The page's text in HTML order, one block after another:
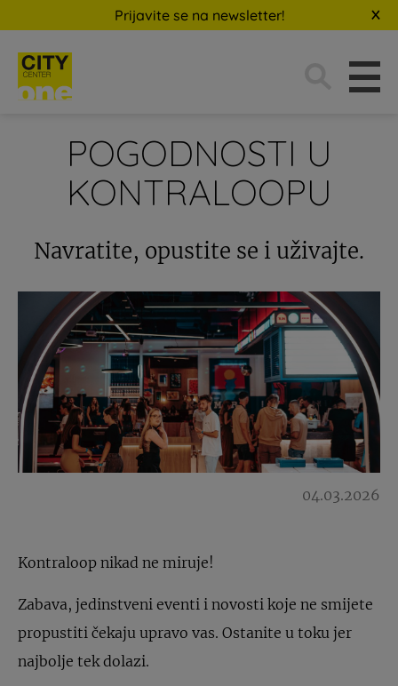
Prijavite se na newsletter!
POGODNOSTI U
KONTRALOOPU
Navratite, opustite se i uživajte.
04.03.2026
Kontraloop nikad ne miruje!
Zabava, jedinstveni eventi i novosti koje ne smijete
propustiti čekaju upravo vas. Ostanite u toku jer
najbolje tek dolazi.